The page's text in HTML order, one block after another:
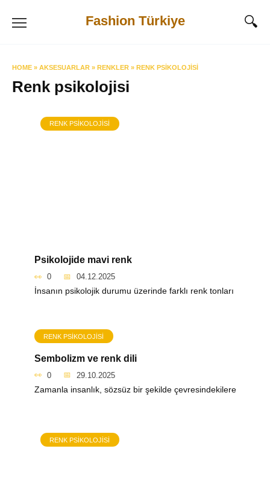
Fashion Türkiye
HOME » AKSESUARLAR » RENKLER » RENK PSIKOLOJISI
Renk psikolojisi
RENK PSIKOLOJISI
Psikolojide mavi renk
0 04.12.2025
İnsanın psikolojik durumu üzerinde farklı renk tonları
RENK PSIKOLOJISI
Sembolizm ve renk dili
0 29.10.2025
Zamanla insanlık, sözsüz bir şekilde çevresindekilere
RENK PSIKOLOJISI